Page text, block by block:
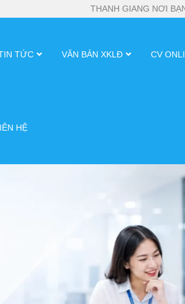
THANH GIANG NƠI
TỨC VĂN BẢN XKLĐ CV
HỆ